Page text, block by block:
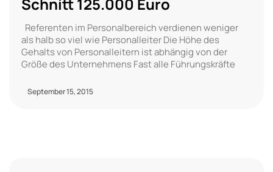
Referenten im Personalbereich verdienen weniger
als halb so viel wie Personalleiter Die Höhe des
Gehalts von Personalleitern ist abhängig von der
Größe des Unternehmens Fast alle Führungskräfte
September 15, 2015